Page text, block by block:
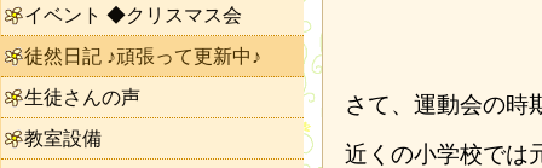
さて、運動会の時
近くの小学校では
イベント ◆クリスマス会
徒然日記 ♪頑張って更新中♪
生徒さんの声
教室設備